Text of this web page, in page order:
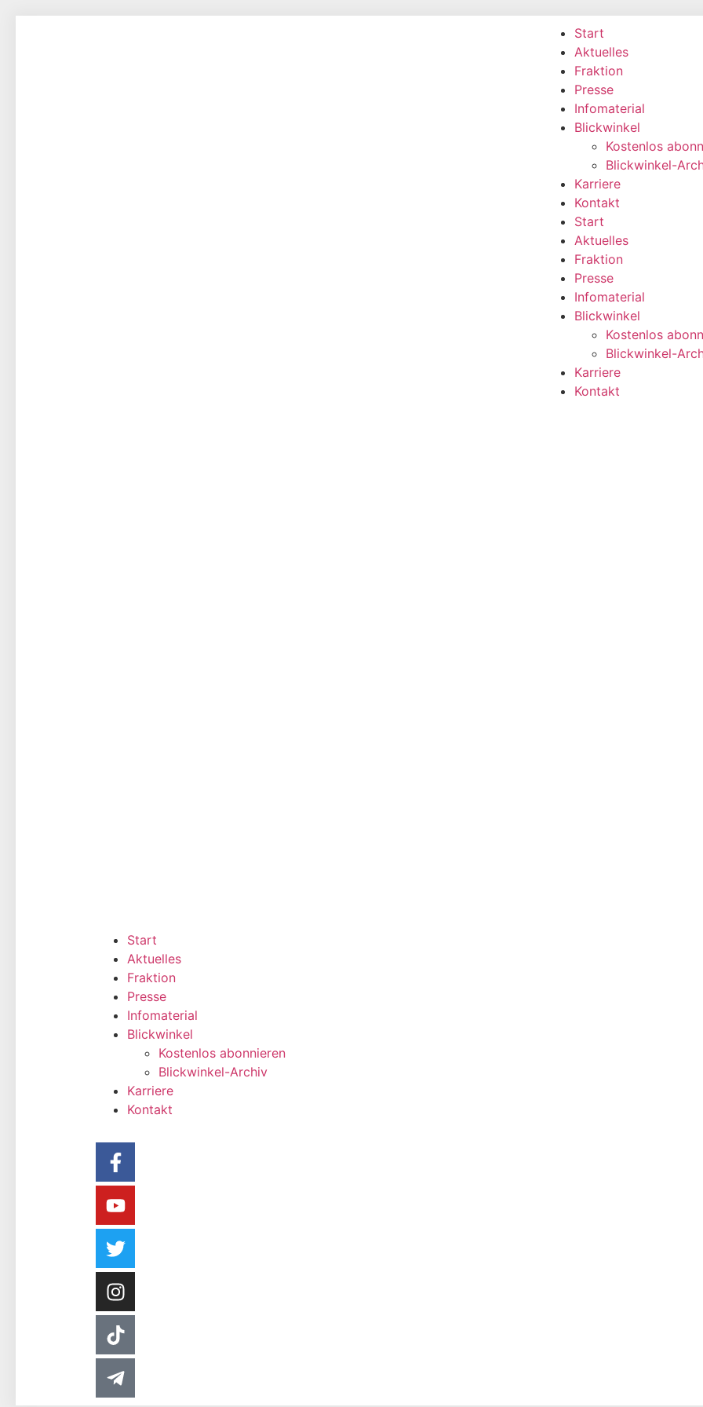
Start
Aktuelles
Fraktion
Presse
Infomaterial
Blickwinkel
Kostenlos
Blickwinkel-
Karriere
Kontakt
Start
Aktuelles
Fraktion
Presse
Infomaterial
Blickwinkel
Kostenlos
Blickwinkel-
Karriere
Kontakt
Start
Aktuelles
Fraktion
Presse
Infomaterial
Blickwinkel
Kostenlos abonnieren
Blickwinkel-Archiv
Karriere
Kontakt